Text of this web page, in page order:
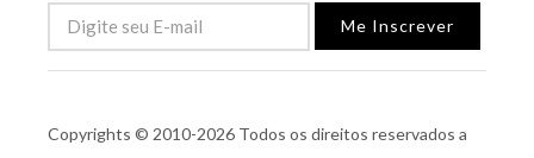
Me Inscrever
Copyrights © 2010-2026 Todos os direitos reservados a